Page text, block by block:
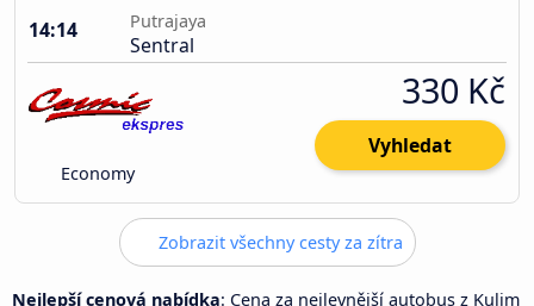
14:14
Putrajaya
Sentral
Economy
330 Kč
Vyhledat
Zobrazit všechny cesty za zítra
Nejlepší cenová nabídka: Cena za nejlevnější autobus z Kulim